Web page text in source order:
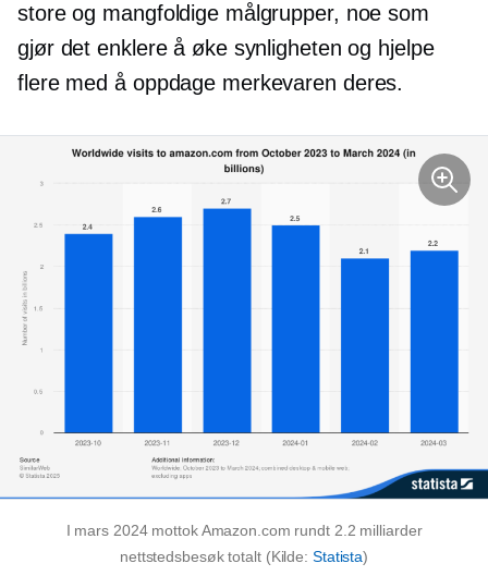
store og mangfoldige målgrupper, noe som
gjør det enklere å øke synligheten og hjelpe
flere med å oppdage merkevaren deres.
I mars 2024 mottok Amazon.com rundt 2.2 milliarder
nettstedsbesøk totalt (Kilde: Statista)